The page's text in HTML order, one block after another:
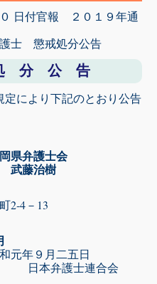
日付官報 ２０１９年通
士 懲戒処分公告
分 公 告
定により下記のとおり公告
県弁護士会
武藤治樹
2‐4－13
元年９月二五日
本弁護士連合会